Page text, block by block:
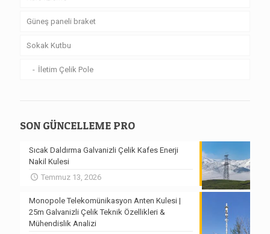
Güneş paneli braket
Sokak Kutbu
İletim Çelik Pole
SON GÜNCELLEME PRO
Sıcak Daldırma Galvanizli Çelik Kafes Enerji
Nakil Kulesi
Temmuz 13, 2026
Monopole Telekomünikasyon Anten Kulesi |
25m Galvanizli Çelik Teknik Özellikleri &
Mühendislik Analizi